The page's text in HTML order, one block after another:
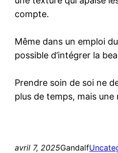
compte.
Même dans un emploi
possible d’intégrer la
Prendre soin de soi ne
plus de temps, mais
avril 7, 2025Gandalf